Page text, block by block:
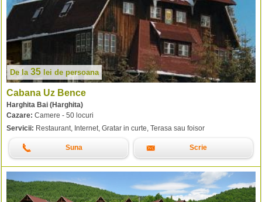
De la 35 lei de persoana
Cabana Uz Bence
Harghita Bai (Harghita)
Cazare: Camere - 50 locuri
Servicii: Restaurant, Internet, Gratar in curte, Terasa sau foisor
Suna Scrie